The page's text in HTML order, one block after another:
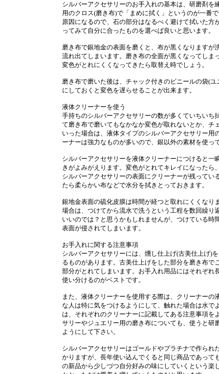
シルバーアクセサリーのお手入れの基本は、研磨剤
用のクロス(磨き布)で「まめに拭く」というのが一番
原因になるので、石の部分はなるべく避けて拭いた
ってみて自分に合ったものを選べば良いと思います。
磨き布で銀地金の表面を磨くと、布が黒くなります
流れ出てしまいます。磨き布の全面が黒くなってし
変色がとれにくくなってきたら取替え時でしょう。
磨き布で磨いた後は、チャック付きのビニールの袋(
にしておくと変色を遅らせることが出来ます。
液体クリーナーを使う
手持ちのシルバーアクセサリーの数が多くていちい
て磨き布で磨いてもなかなか変色が取れないとか、
いった場合は、液体タイプのシルバーアクセサリー
ーナーは強力なものが多いので、銀以外の素材を使
シルバーアクセサリーを液体クリーナーにつけると
きがよみがえります。変色がとれてキレイになった
シルバーアクセサリーの表面にクリーナーが残って
たら柔らかい布などで水分を拭きとっておきます。
銀地金表面の硫化皮膜は時間が経つと取れにくくな
場合は、つけてから流水で洗うという工程を数回繰
いいのでは？と思うかもしれませんが、つけている
表面が侵されてしまいます。
お手入れに関する注意事項
シルバーアクセサリーには、燻し仕上げ(古美仕上げ)
るものがあります。古美仕上げをした部分を磨き布
部分がとれてしまいます。お手入れ用品にはそれぞ
使い分けるのがベストです。
また、液体クリーナーを使用する際は、クリーナー
な人は特に気をつけるようにして、触れた場合は水
は、それぞれのクリーナーに記載してある注意事項
サリーやジュエリー用の磨き布についても、使うと
ようにして下さい。
シルバーアクセサリーはゴールドやプラチナで作ら
かりますが、長年使い込んでくると同じ商品であっ
の新品から少しづつ自分好みの味にしていくという